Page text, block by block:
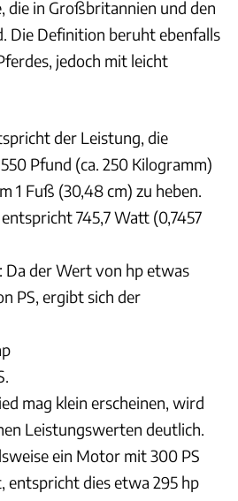
die in Großbritannien und den
Die Definition beruht ebenfalls
jedoch mit leicht
der Leistung, die
Pfund (ca. 250 Kilogramm)
1 Fuß (30,48 cm) zu heben.
745,7 Watt (0,7457
Da der Wert von hp etwas
PS, ergibt sich der
mag klein erscheinen, wird
Leistungswerten deutlich.
ein Motor mit 300 PS
entspricht dies etwa 295 hp